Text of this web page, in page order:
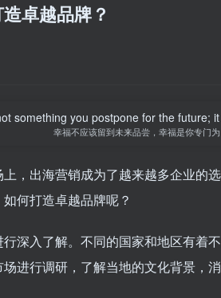
卓越品牌？
something you postpone for the future;
幸福不应该留到未来品尝，幸福是你专门
，出海营销成为了越来越多企业的
何打造卓越品牌呢？
深入了解。不同的国家和地区有着
进行调研，了解当地的文化背景，